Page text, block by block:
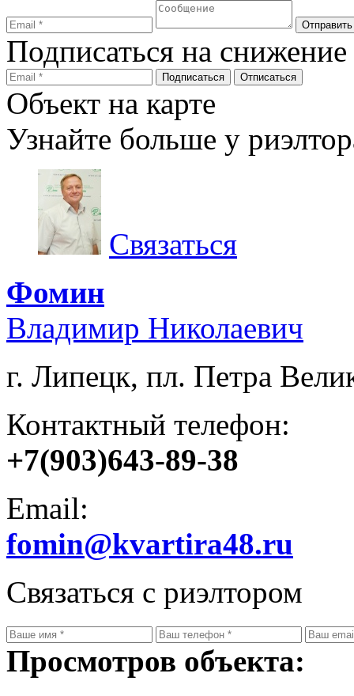
Подписаться на
Объект на карте
Узнайте больше у
Связаться
Фомин
Владимир Николаевич
г. Липецк, пл. Петра
Контактный телефон:
+7(903)643-89-38
Email:
fomin@kvartira48.ru
Связаться с риэлтором
Просмотров объекта: